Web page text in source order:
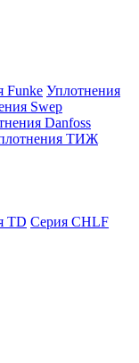
Funke Уплотнения
Swep
Danfoss
ТИЖ
TD Серия CHLF